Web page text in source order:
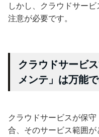
しかし、クラウドサー
注意が必要です。
クラウドサービ
メンテ」は万能
クラウドサービスが保
合、そのサービス範囲